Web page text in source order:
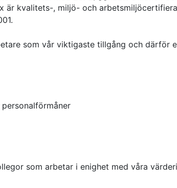
är kvalitets-, miljö- och
som vår viktigaste tillgång och därför
som arbetar i enighet med våra